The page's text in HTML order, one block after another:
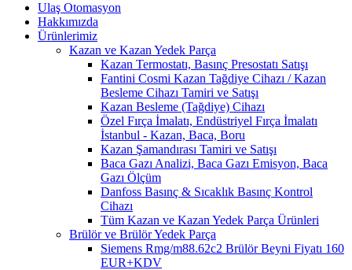
Ulaş Otomasyon
Hakkımızda
Ürünlerimiz
Kazan ve Kazan Yedek Parça
Kazan Termostatı, Basınç Presostatı Satışı
Fantini Cosmi Kazan Tağdiye Cihazı / Kazan
Besleme Cihazı Tamiri ve Satışı
Kazan Besleme (Tağdiye) Cihazı
Özel Fırça İmalatı, Endüstriyel Fırça İmalatı
İstanbul - Kazan, Baca, Boru
Kazan Şamandırası Tamiri ve Satışı
Baca Gazı Analizi, Baca Gazı Emisyon, Baca
Gazı Ölçüm
Danfoss Basınç & Sıcaklık Basınç Kontrol
Cihazı
Tüm Kazan ve Kazan Yedek Parça Ürünleri
Brülör ve Brülör Yedek Parça
Siemens Rmg/m88.62c2 Brülör Beyni Fiyatı 160
EUR+KDV